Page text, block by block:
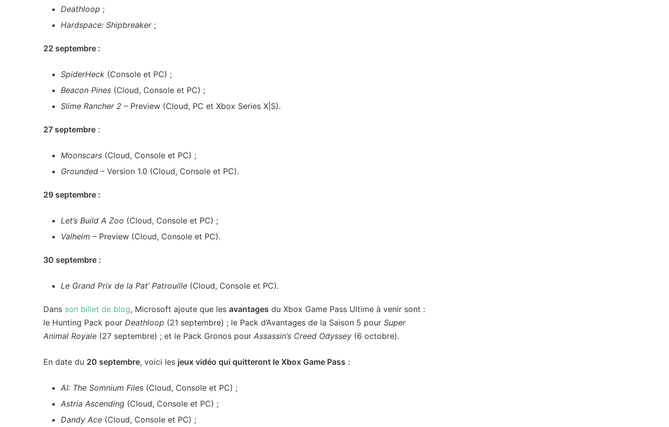
Deathloop ;
Hardspace: Shipbreaker;
22 septembre :
SpiderHeck (Console et PC) ;
Beacon Pines (Cloud, Console et PC) ;
Slime Rancher 2 – Preview (Cloud, PC et Xbox Series X|S).
27 septembre :
Moonscars (Cloud, Console et PC) ;
Grounded – Version 1.0 (Cloud, Console et PC).
29 septembre :
Let’s Build A Zoo (Cloud, Console et PC) ;
Valheim – Preview (Cloud, Console et PC).
30 septembre :
Le Grand Prix de la Pat’ Patrouille (Cloud, Console et PC).
Dans son billet de blog, Microsoft ajoute que les avantages du Xbox Game Pass Ultime à venir sont :
le Hunting Pack pour Deathloop (21 septembre) ; le Pack d’Avantages de la Saison 5 pour Super
Animal Royale (27 septembre) ; et le Pack Gronos pour Assassin’s Creed Odyssey (6 octobre).
En date du 20 septembre, voici les jeux vidéo qui quitteront le Xbox Game Pass :
AI: The Somnium Files (Cloud, Console et PC) ;
Astria Ascending (Cloud, Console et PC) ;
Dandy Ace (Cloud, Console et PC) ;